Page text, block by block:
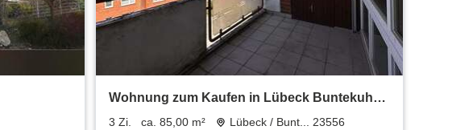
Wohnung zum Kaufen in Lübeck Buntekuh
219.000 € 85 m²
3 Zi. ca. 85,00 m² Lübeck / Bunt... 23556